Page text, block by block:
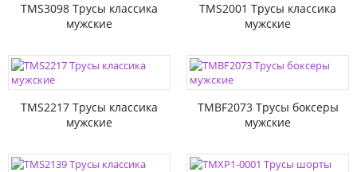
TMS3098 Трусы классика
мужские
TMS2001 Трусы классика
мужские
TMS2217 Трусы классика
мужские
TMBF2073 Трусы боксеры
мужские